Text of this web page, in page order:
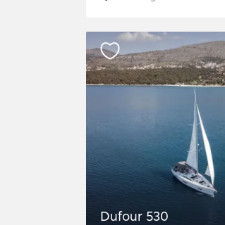
Dufour 530